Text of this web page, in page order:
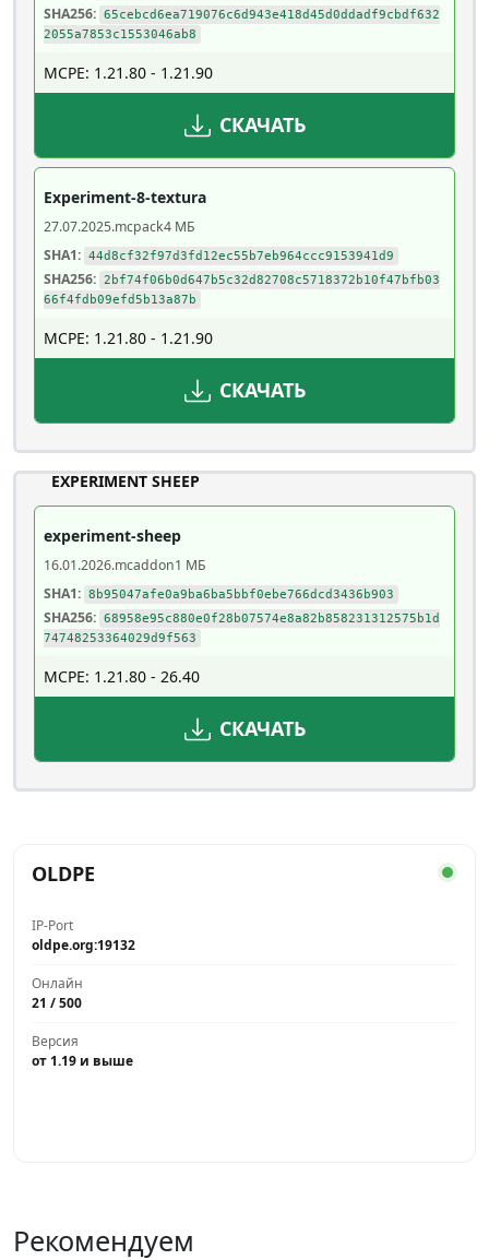
SHA256: 65cebcd6ea719076c6d943e418d45d0ddadf9cbdf632
2055a7853c1553046ab8
MCPE: 1.21.80 - 1.21.90
СКАЧАТЬ
Experiment-8-textura
27.07.2025.mcpack4 МБ
SHA1: 44d8cf32f97d3fd12ec55b7eb964ccc9153941d9
SHA256: 2bf74f06b0d647b5c32d82708c5718372b10f47bfb03
66f4fdb09efd5b13a87b
MCPE: 1.21.80 - 1.21.90
СКАЧАТЬ
EXPERIMENT SHEEP
experiment-sheep
16.01.2026.mcaddon1 МБ
SHA1: 8b95047afe0a9ba6ba5bbf0ebe766dcd3436b903
SHA256: 68958e95c880e0f28b07574e8a82b858231312575b1d
74748253364029d9f563
MCPE: 1.21.80 - 26.40
СКАЧАТЬ
OLDPE
IP-Port
oldpe.org:19132
Онлайн
21 / 500
Версия
от 1.19 и выше
Рекомендуем